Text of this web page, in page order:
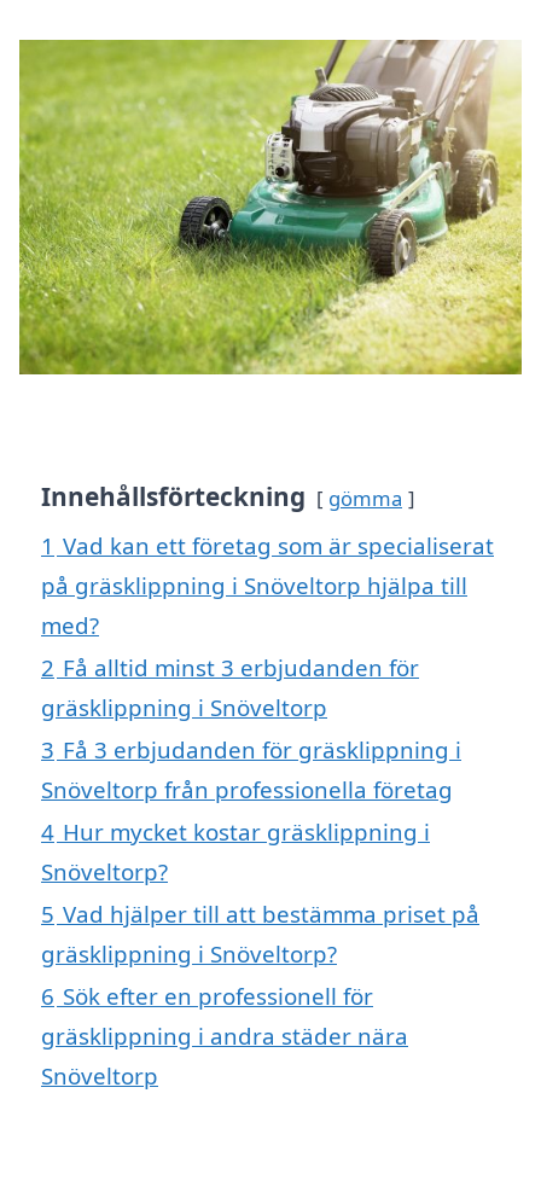
Innehållsförteckning gömma
1 Vad kan ett företag som är specialiserat
på gräsklippning i Snöveltorp hjälpa till
med?
2 Få alltid minst 3 erbjudanden för
gräsklippning i Snöveltorp
3 Få 3 erbjudanden för gräsklippning i
Snöveltorp från professionella företag
4 Hur mycket kostar gräsklippning i
Snöveltorp?
5 Vad hjälper till att bestämma priset på
gräsklippning i Snöveltorp?
6 Sök efter en professionell för
gräsklippning i andra städer nära
Snöveltorp